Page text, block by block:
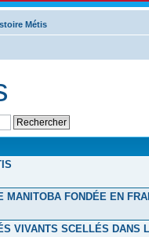
Métis
MANITOBA FONDÉE EN
VIVANTS SCELLÉS DANS